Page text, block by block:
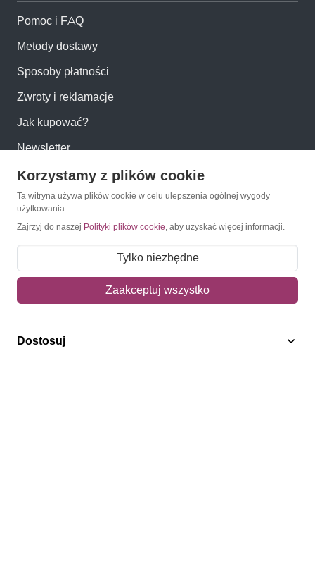
Pomoc i FAQ
Metody dostawy
Sposoby płatności
Zwroty i reklamacje
Jak kupować?
Newsletter
Konto
Moje konto
Mój koszyk
Adres dostawy
Polecamy
Korzystamy z plików cookie
Ta witryna używa plików cookie w celu ulepszenia ogólnej wygody
użytkowania.
Zajrzyj do naszej Polityki plików cookie, aby uzyskać więcej informacji.
Tylko niezbędne
Zaakceptuj wszystko
Dostosuj